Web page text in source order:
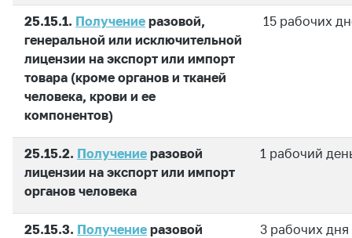
Белорусская
универсальная
товарная биржа
Общественная
жизнь
Идеологическая
работа
Официальные
геральдические
символы
5 лет МАРТ
25.15.1. Получение разовой,
генеральной или исключительной
лицензии на экспорт или импорт
товара (кроме органов и тканей
человека, крови и ее
компонентов)
15 рабочих
25.15.2. Получение разовой
лицензии на экспорт или импорт
органов человека
1 рабочий
25.15.3. Получение разовой
3 рабочих дня